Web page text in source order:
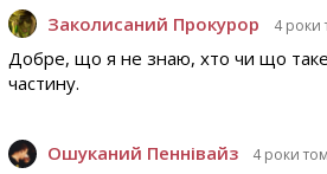
Заколисаний Прокурор 4 роки
Добре, що я не знаю, хто чи що
частину.
Ошуканий Пеннівайз 4 роки